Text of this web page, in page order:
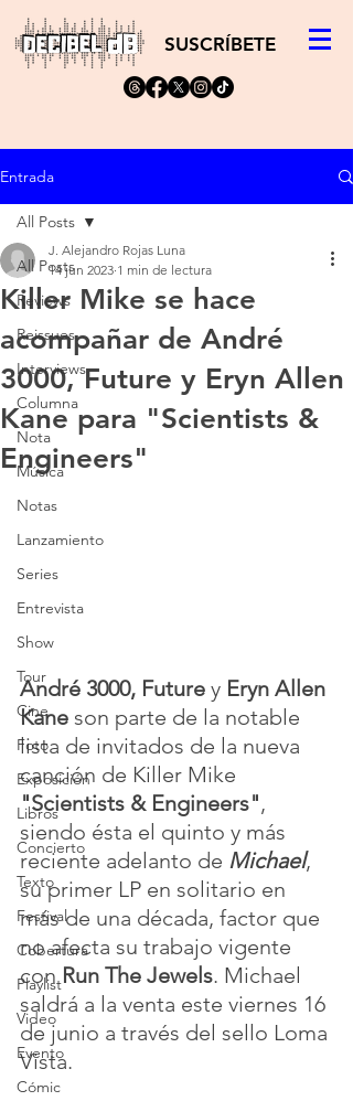
SUSCRÍBETE
Entrada
All Posts
Reviews
Reissues
Interviews
Columna
Nota
Música
Notas
Lanzamiento
Series
Entrevista
Show
Tour
Cine
Foto
Exposición
Libros
Concierto
Texto
Festival
Cobertura
Playlist
Video
Evento
Cómic
All Posts
Killer Mike se hace
acompañar de André
3000, Future y Eryn Allen
Kane para "Scientists &
Engineers"
J. Alejandro Rojas Luna
14 jun 2023 1 min de lectura
André 3000, Future y Eryn Allen
Kane son parte de la notable
lista de invitados de la nueva
canción de Killer Mike
"Scientists & Engineers",
siendo ésta el quinto y más
reciente adelanto de Michael,
su primer LP en solitario en
más de una década, factor que
no afecta su trabajo vigente
con Run The Jewels. Michael
saldrá a la venta este viernes 16
de junio a través del sello Loma
Vista.